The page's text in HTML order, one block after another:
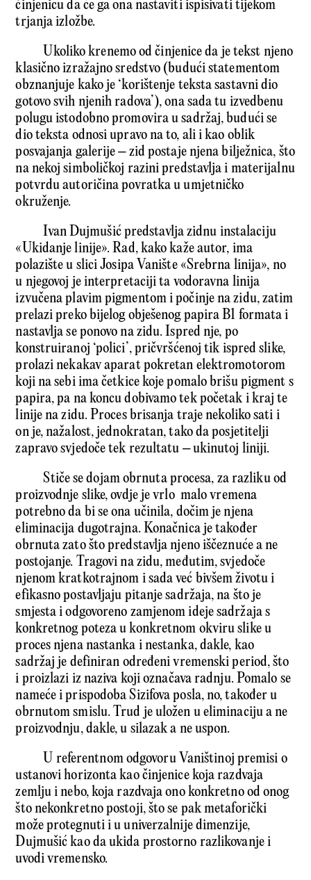
činjenicu da će ga ona nastaviti ispisivati tijekom
trjanja izložbe.
Ukoliko krenemo od činjenice da je tekst njeno
klasično izražajno sredstvo (budući statementom
obznanjuje kako je ‘korištenje teksta sastavni dio
gotovo svih njenih radova’), ona sada tu izvedbenu
polugu istodobno promovira u sadržaj, budući se
dio teksta odnosi upravo na to, ali i kao oblik
posvajanja galerije – zid postaje njena bilježnica, što
na nekoj simboličkoj razini predstavlja i materijalnu
potvrdu autoričina povratka u umjetničko
okruženje.
Ivan Dujmušić predstavlja zidnu instalaciju
«Ukidanje linije». Rad, kako kaže autor, ima
polazište u slici Josipa Vanište «Srebrna linija», no
u njegovoj je interpretaciji ta vodoravna linija
izvučena plavim pigmentom i počinje na zidu, zatim
prelazi preko bijelog obješenog papira B1 formata i
nastavlja se ponovo na zidu. Ispred nje, po
konstruiranoj ‘polici’, pričvršćenoj tik ispred slike,
prolazi nekakav aparat pokretan elektromotorom
koji na sebi ima četkice koje pomalo brišu pigment s
papira, pa na koncu dobivamo tek početak i kraj te
linije na zidu. Proces brisanja traje nekoliko sati i
on je, nažalost, jednokratan, tako da posjetitelji
zapravo svjedoče tek rezultatu – ukinutoj liniji.
Stiče se dojam obrnuta procesa, za razliku od
proizvodnje slike, ovdje je vrlo malo vremena
potrebno da bi se ona učinila, dočim je njena
eliminacija dugotrajna. Konačnica je također
obrnuta zato što predstavlja njeno iščeznuće a ne
postojanje. Tragovi na zidu, međutim, svjedoče
njenom kratkotrajnom i sada već bivšem životu i
efikasno postavljaju pitanje sadržaja, na što je
smjesta i odgovoreno zamjenom ideje sadržaja s
konkretnog poteza u konkretnom okviru slike u
proces njena nastanka i nestanka, dakle, kao
sadržaj je definiran određeni vremenski period, što
i proizlazi iz naziva koji označava radnju. Pomalo se
nameće i prispodoba Sizifova posla, no, također u
obrnutom smislu. Trud je uložen u eliminaciju a ne
proizvodnju, dakle, u silazak a ne uspon.
U referentnom odgovoru Vaništinoj premisi o
ustanovi horizonta kao činjenice koja razdvaja
zemlju i nebo, koja razdvaja ono konkretno od onog
što nekonkretno postoji, što se pak metaforički
može protegnuti i u univerzalnije dimenzije,
Dujmušić kao da ukida prostorno razlikovanje i
uvodi vremensko.